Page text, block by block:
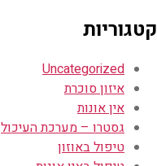
קטגוריות
Uncategorized
איזון סוכרת
אין אונות
גסטרו – מערכת העיכול
טיפול באוזון